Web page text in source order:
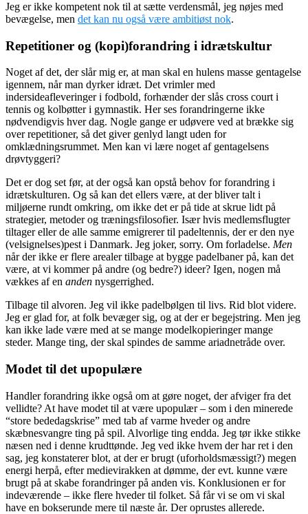
Jeg er ikke kompetent nok til at sætte verdensmål, jeg nøjes med
bevægelse, men det kan nu også være ambitiøst nok.
Repetitioner og (kopi)forandring i idrætskultur
Noget af det, der slår mig er, at man skal en hulens masse gentagelse
igennem, når man dyrker idræt. Det vrimler med
indersideafleveringer i fodbold, forhænder der slås cross court i
tennis og kolbøtter i gymnastik. Her ses forandringerne ikke
nødvendigvis hver dag. Nogle gange er udøvere ved at brække sig
over repetitioner, så det giver genlyd langt uden for
omklædningsrummet. Men kan vi lære noget af gentagelsens
drøvtyggeri?
Det er dog set før, at der også kan opstå behov for forandring i
idrætskulturen. Og så kan det ellers være, at der bliver talt i
miljøerne rundt omkring, om ikke det er på tide at skrue lidt på
strategier, metoder og træningsfilosofier. Især hvis medlemsflugter
tiltager eller de alle samme emigrerer til padeltennis, der er den nye
(velsignelses)pest i Danmark. Jeg joker, sorry. Om forladelse. Men
når der ikke er flere arealer tilbage at bygge padelbaner på, kan det
være, at vi kommer på andre (og bedre?) ideer? Igen, nogen må
vækkes af en anden nysgerrighed.
Tilbage til alvoren. Jeg vil ikke padelbølgen til livs. Rid blot videre.
Jeg er glad for, at folk bevæger sig, og at der er begejstring. Men jeg
kan ikke lade være med at se mange modelkopieringer mange
steder. Mange ting, der skal spindes de samme ariadnetråde over.
Modet til det upopulære
Handler forandring ikke også om at gøre noget, der afviger fra det
vellidte? At have modet til at være upopulær – som i den minerede
“store bededagskrise” med tab af varme hveder og andre
skæbnesvangre ting på spil. Alvorlige ting endda. Jeg tør ikke stikke
næsen ned i denne krudttønde. Jeg ved ikke hvem der har ret i den
sag, jeg konstaterer blot, at der er brugt (uforholdsmæssigt?) megen
energi herpå, efter medievirakken at dømme, der evt. kunne være
brugt på at skabe forandringer på anden vis. Konklusionen er for
indeværende – ikke flere hveder til folket. Så får vi se om vi skal
have en bokserunde mere til næste år. Der oprustes allerede.